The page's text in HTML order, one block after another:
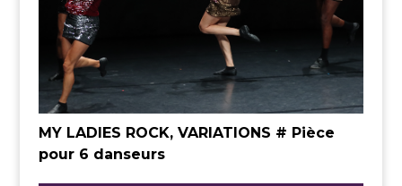
MY LADIES ROCK, VARIATIONS # Pièce
pour 6 danseurs